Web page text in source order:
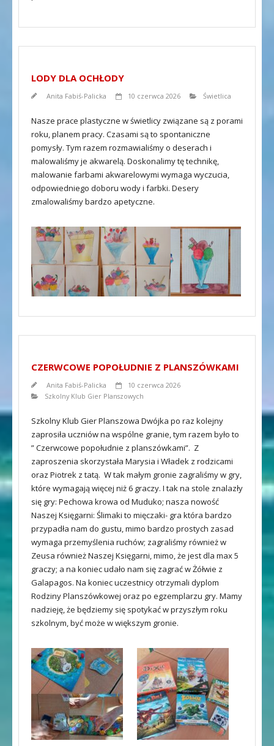
LODY DLA OCHŁODY
Anita Fabiś-Palicka 10 czerwca 2026 Świetlica
Nasze prace plastyczne w świetlicy związane są z porami
roku, planem pracy. Czasami są to spontaniczne
pomysły. Tym razem rozmawialiśmy o deserach i
malowaliśmy je akwarelą. Doskonalimy tę technikę,
malowanie farbami akwarelowymi wymaga wyczucia,
odpowiedniego doboru wody i farbki. Desery
zmalowaliśmy bardzo apetyczne.
CZERWCOWE POPOŁUDNIE Z PLANSZÓWKAMI
Anita Fabiś-Palicka
10 czerwca 2026
Szkolny Klub Gier Planszowych
Szkolny Klub Gier Planszowa Dwójka po raz kolejny
zaprosiła uczniów na wspólne granie, tym razem było to
” Czerwcowe popołudnie z planszówkami”. Z
zaproszenia skorzystała Marysia i Władek z rodzicami
oraz Piotrek z tatą. W tak małym gronie zagraliśmy w gry,
które wymagają więcej niż 6 graczy. I tak na stole znalazły
się gry: Pechowa krowa od Muduko; nasza nowość
Naszej Księgarni: Ślimaki to mięczaki- gra która bardzo
przypadła nam do gustu, mimo bardzo prostych zasad
wymaga przemyślenia ruchów; zagraliśmy również w
Zeusa również Naszej Księgarni, mimo, że jest dla max 5
graczy; a na koniec udało nam się zagrać w Żółwie z
Galapagos. Na koniec uczestnicy otrzymali dyplom
Rodziny Planszówkowej oraz po egzemplarzu gry. Mamy
nadzieję, że będziemy się spotykać w przyszłym roku
szkolnym, być może w większym gronie.